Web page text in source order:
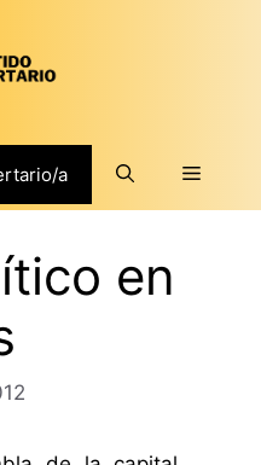
a Menú
en